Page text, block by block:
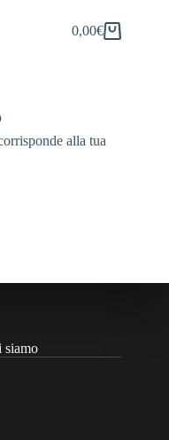
Carrello
0,00€
alla tua
siamo